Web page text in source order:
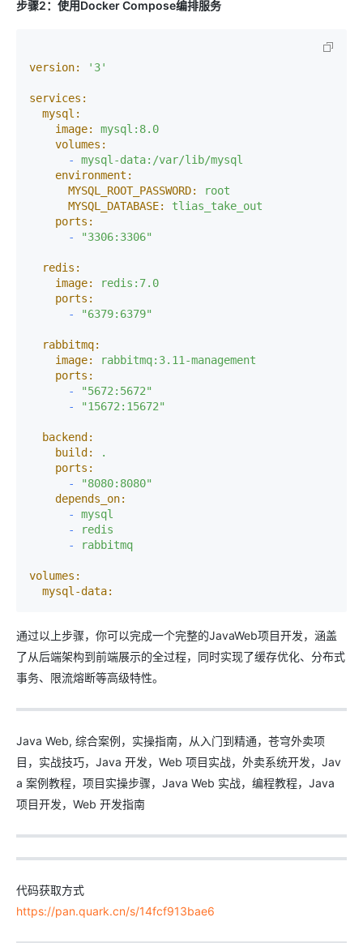
步骤2：使用Docker Compose编排服务
version: '3'
services:
mysql:
image:
mysql:8.0
volumes:
-
mysql-data:/var/lib/mysql
environment:
MYSQL_ROOT_PASSWORD:
root
MYSQL_DATABASE:
tlias_take_out
ports:
-
"3306:3306"
redis:
image:
redis:7.0
ports:
-
"6379:6379"
rabbitmq:
image:
rabbitmq:3.11-management
ports:
-
"5672:5672"
-
"15672:15672"
backend:
build:
.
ports:
-
"8080:8080"
depends_on:
-
mysql
-
redis
-
rabbitmq
volumes:
mysql-data:
通过以上步骤，你可以完成一个完整的JavaWeb项目开发，涵盖
了从后端架构到前端展示的全过程，同时实现了缓存优化、分布式
事务、限流熔断等高级特性。
Java Web, 综合案例，实操指南，从入门到精通，苍穹外卖项
目，实战技巧，Java 开发，Web 项目实战，外卖系统开发，Jav
a 案例教程，项目实操步骤，Java Web 实战，编程教程，Java
项目开发，Web 开发指南
代码获取方式
https://pan.quark.cn/s/14fcf913bae6